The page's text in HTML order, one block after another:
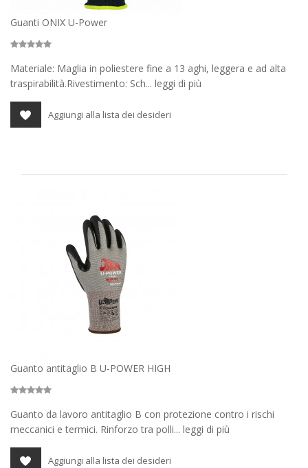
Guanti ONIX U-Power
Materiale: Maglia in poliestere fine a 13 aghi, leggera e ad alta
traspirabilità.Rivestimento: Sch... leggi di più
Aggiungi alla lista dei desideri
Guanto antitaglio B U-POWER HIGH
Guanto da lavoro antitaglio B con protezione contro i rischi
meccanici e termici. Rinforzo tra polli... leggi di più
Aggiungi alla lista dei desideri